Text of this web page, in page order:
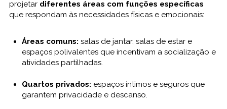
projetar diferentes áreas com funções específicas
que respondam às necessidades físicas e emocionais:
Áreas comuns: salas de jantar, salas de estar e
espaços polivalentes que incentivam a socialização e
atividades partilhadas.
Quartos privados: espaços íntimos e seguros que
garantem privacidade e descanso.